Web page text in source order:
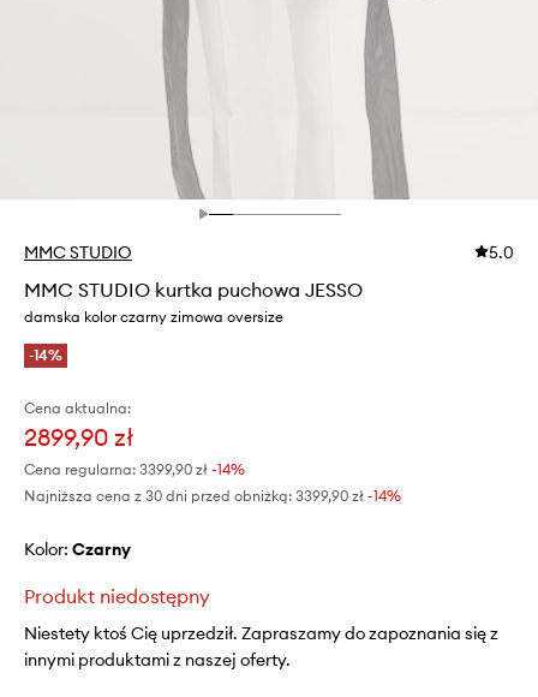
MMC STUDIO 5.0
MMC STUDIO kurtka puchowa JESSO
damska kolor czarny zimowa oversize
-14%
Cena aktualna:
2899,90 zł
Cena regularna: 3399,90 zł -14%
Najniższa cena z 30 dni przed obniżką: 3399,90 zł -14%
Kolor: czarny
Produkt niedostępny
Niestety ktoś Cię uprzedził. Zapraszamy do zapoznania się z
innymi produktami z naszej oferty.